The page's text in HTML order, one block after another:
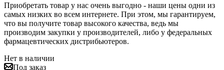
Приобретать товар у нас очень выгодно - наши цены одни из
самых низких во всем интернете. При этом, мы гарантируем,
что вы получите товар высокого качества, ведь мы
производим закупки у производителей, либо у федеральных
фармацевтических дистрибьютеров.
Нет в наличии
Под заказ